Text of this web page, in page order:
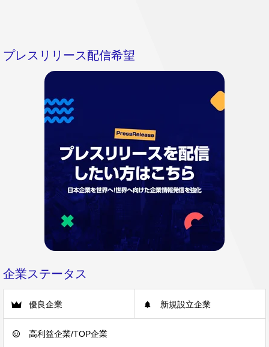
プレスリリース配信希望
企業ステータス
優良企業 新規設立企業
高利益企業/TOP企業